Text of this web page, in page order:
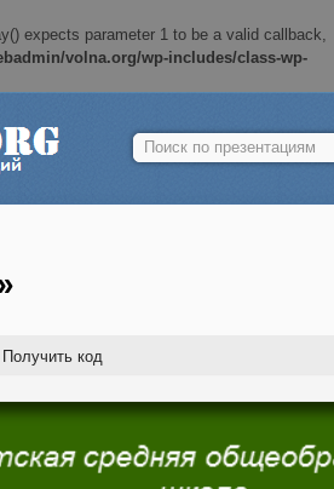
expects parameter 1 to be a valid callback,
volna.org/wp-includes/class-wp-
Найти:
Получить код